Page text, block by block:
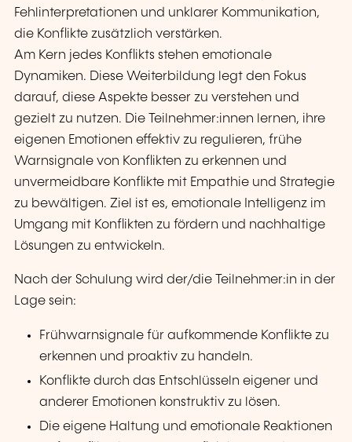
Fehlinterpretationen und unklarer Kommunikation,
die Konflikte zusätzlich verstärken.
Am Kern jedes Konflikts stehen emotionale
Dynamiken. Diese Weiterbildung legt den Fokus
darauf, diese Aspekte besser zu verstehen und
gezielt zu nutzen. Die Teilnehmer:innen lernen, ihre
eigenen Emotionen effektiv zu regulieren, frühe
Warnsignale von Konflikten zu erkennen und
unvermeidbare Konflikte mit Empathie und Strategie
zu bewältigen. Ziel ist es, emotionale Intelligenz im
Umgang mit Konflikten zu fördern und nachhaltige
Lösungen zu entwickeln.
Nach der Schulung wird der/die Teilnehmer:in in der
Lage sein:
Frühwarnsignale für aufkommende Konflikte zu
erkennen und proaktiv zu handeln.
Konflikte durch das Entschlüsseln eigener und
anderer Emotionen konstruktiv zu lösen.
Die eigene Haltung und emotionale Reaktionen